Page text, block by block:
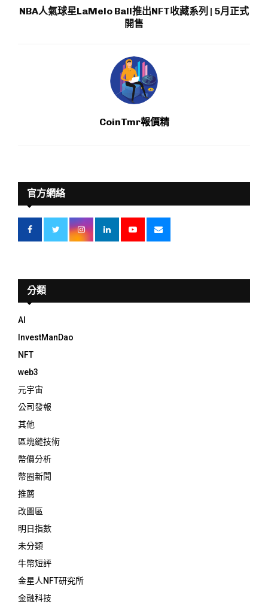
NBA人氣球星LaMelo Ball推出NFT收藏系列 | 5月正式
開售
CoinTmr報價精
官方網絡
分類
AI
InvestManDao
NFT
web3
元宇宙
公司發報
其他
區塊鏈技術
幣價分析
幣圈新聞
推薦
改圖區
明日指數
未分類
牛幣短評
金星人NFT研究所
金融科技